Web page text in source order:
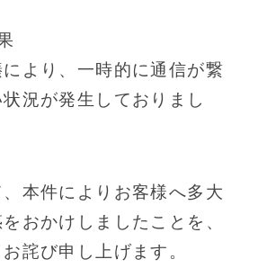
により、一時的に通信が繋
況が発生しておりまし
本件によりお客様へ多大
おかけしましたことを、
詫び申し上げます。